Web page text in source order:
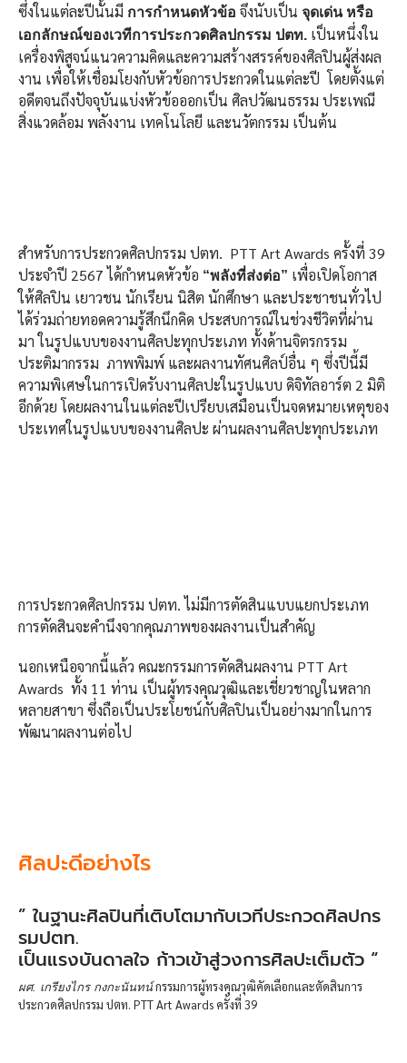
ซึ่งในแต่ละปีนั้นมี การกำหนดหัวข้อ จึงนับเป็น จุดเด่น หรือ
เอกลักษณ์ของเวทีการประกวดศิลปกรรม ปตท. เป็นหนึ่งใน
เครื่องพิสูจน์แนวความคิดและความสร้างสรรค์ของศิลปินผู้ส่งผล
งาน เพื่อให้เชื่อมโยงกับหัวข้อการประกวดในแต่ละปี โดยตั้งแต่
อดีตจนถึงปัจจุบันแบ่งหัวข้อออกเป็น ศิลปวัฒนธรรม ประเพณี
สิ่งแวดล้อม พลังงาน เทคโนโลยี และนวัตกรรม เป็นต้น
สำหรับการประกวดศิลปกรรม ปตท. PTT Art Awards ครั้งที่ 39
ประจำปี 2567 ได้กำหนดหัวข้อ “พลังที่ส่งต่อ” เพื่อเปิดโอกาส
ให้ศิลปิน เยาวชน นักเรียน นิสิต นักศึกษา และประชาชนทั่วไป
ได้ร่วมถ่ายทอดความรู้สึกนึกคิด ประสบการณ์ในช่วงชีวิตที่ผ่าน
มา ในรูปแบบของงานศิลปะทุกประเภท ทั้งด้านจิตรกรรม
ประติมากรรม ภาพพิมพ์ และผลงานทัศนศิลป์อื่น ๆ ซึ่งปีนี้มี
ความพิเศษในการเปิดรับงานศิลปะในรูปแบบ ดิจิทัลอาร์ต 2 มิติ
อีกด้วย โดยผลงานในแต่ละปีเปรียบเสมือนเป็นจดหมายเหตุของ
ประเทศในรูปแบบของงานศิลปะ ผ่านผลงานศิลปะทุกประเภท
การประกวดศิลปกรรม ปตท. ไม่มีการตัดสินแบบแยกประเภท
การตัดสินจะคำนึงจากคุณภาพของผลงานเป็นสำคัญ
นอกเหนือจากนี้แล้ว คณะกรรมการตัดสินผลงาน PTT Art
Awards ทั้ง 11 ท่าน เป็นผู้ทรงคุณวุฒิและเชี่ยวชาญในหลาก
หลายสาขา ซึ่งถือเป็นประโยชน์กับศิลปินเป็นอย่างมากในการ
พัฒนาผลงานต่อไป
ศิลปะดีอย่างไร
” ในฐานะศิลปินที่เติบโตมากับเวทีประกวดศิลปกร
รมปตท.
เป็นแรงบันดาลใจ ก้าวเข้าสู่วงการศิลปะเต็มตัว “
ผศ. เกรียงไกร กงกะนันทน์กรรมการผู้ทรงคุณวุฒิคัดเลือกและตัดสินการ
ประกวดศิลปกรรม ปตท. PTT Art Awards ครั้งที่ 39